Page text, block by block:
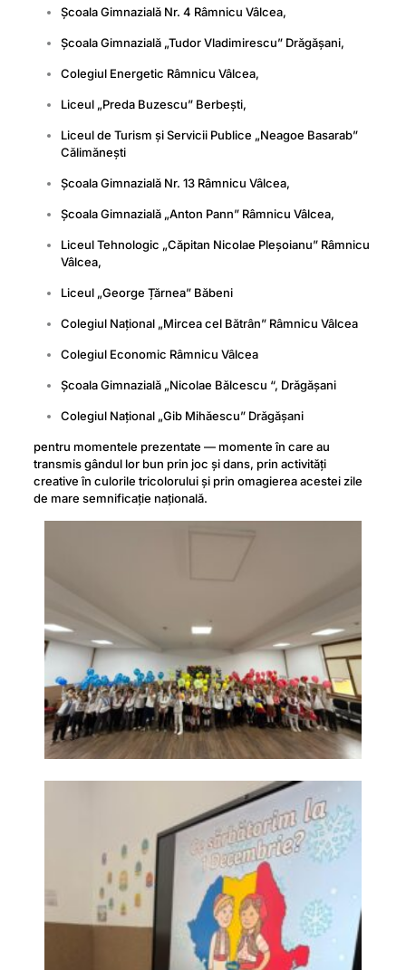
Școala Gimnazială Nr. 4 Râmnicu Vâlcea,
Școala Gimnazială „Tudor Vladimirescu” Drăgășani,
Colegiul Energetic Râmnicu Vâlcea,
Liceul „Preda Buzescu” Berbești,
Liceul de Turism și Servicii Publice „Neagoe Basarab”
Călimănești
Școala Gimnazială Nr. 13 Râmnicu Vâlcea,
Școala Gimnazială „Anton Pann” Râmnicu Vâlcea,
Liceul Tehnologic „Căpitan Nicolae Pleșoianu” Râmnicu
Vâlcea,
Liceul „George Țărnea” Băbeni
Colegiul Național „Mircea cel Bătrân” Râmnicu Vâlcea
Colegiul Economic Râmnicu Vâlcea
Școala Gimnazială „Nicolae Bălcescu “, Drăgășani
Colegiul Național „Gib Mihăescu” Drăgășani
pentru momentele prezentate — momente în care au
transmis gândul lor bun prin joc și dans, prin activități
creative în culorile tricolorului și prin omagierea acestei zile
de mare semnificație națională.